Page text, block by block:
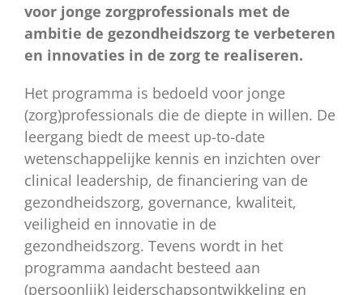
voor jonge zorgprofessionals met de
ambitie de gezondheidszorg te verbeteren
en innovaties in de zorg te realiseren.
Het programma is bedoeld voor jonge
(zorg)professionals die de diepte in willen. De
leergang biedt de meest up-to-date
wetenschappelijke kennis en inzichten over
clinical leadership, de financiering van de
gezondheidszorg, governance, kwaliteit,
veiligheid en innovatie in de
gezondheidszorg. Tevens wordt in het
programma aandacht besteed aan
(persoonlijk) leiderschapsontwikkeling en